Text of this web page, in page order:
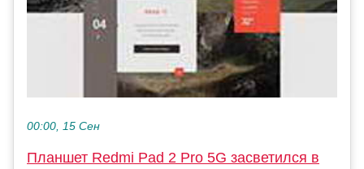
00:00, 15 Сен
Планшет Redmi Pad 2 Pro 5G засветился в